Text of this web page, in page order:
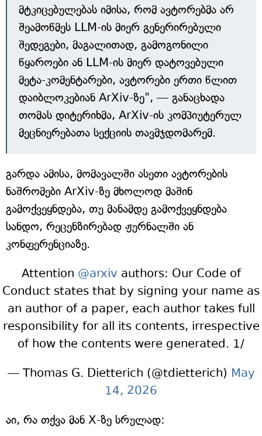
მტკიცებულებას იმისა, რომ ავტორებმა არ
შეამოწმეს LLM-ის მიერ გენერირებული
შედეგები, მაგალითად, გამოგონილი
წყაროები ან LLM-ის მიერ დატოვებული
მეტა-კომენტარები, ავტორები ერთი წლით
დაიბლოკებიან ArXiv-ზე", — განაცხადა
თომას დიტერიხმა, ArXiv-ის კომპიუტერულ
მეცნიერებათა სექციის თავმჯდომარემ.
გარდა ამისა, მომავალში ასეთი ავტორების
ნაშრომები ArXiv-ზე მხოლოდ მაშინ
გამოქვეყნდება, თუ მანამდე გამოქვეყნდება
სანდო, რეცენზირებად ჟურნალში ან
კონფერენციაზე.
Attention @arxiv authors: Our Code of
Conduct states that by signing your name as
an author of a paper, each author takes full
responsibility for all its contents, irrespective
of how the contents were generated. 1/
— Thomas G. Dietterich (@tdietterich) May
14, 2026
აი, რა თქვა მან X-ზე სრულად: